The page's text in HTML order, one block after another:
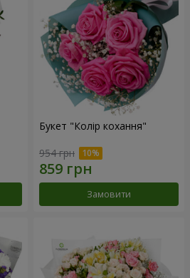
Букет "Колір кохання"
954 грн
Замовити